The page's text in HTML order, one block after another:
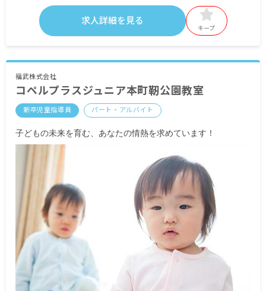
・無資格／児童指導員：時給1,200円～（無資格で
も心理学を学んでいた方は時給1,250円～）
・教員免許を保有：時給1,250円～
交通費実費支給
※試用期間6カ月／日給8,000円
求人詳細を見る
キープ
福武株式会社
コペルプラスジュニア本町靭公園教室
新卒児童指導員 パート・アルバイト
子どもの未来を育む、あなたの情熱を求めています！